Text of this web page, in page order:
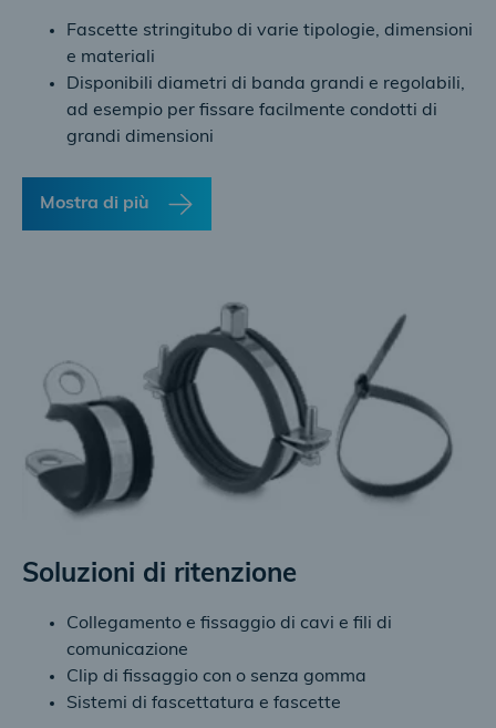
Fascette stringitubo di varie tipologie, dimensioni
e materiali
Disponibili diametri di banda grandi e regolabili,
ad esempio per fissare facilmente condotti di
grandi dimensioni
Mostra di più
Soluzioni di ritenzione
Collegamento e fissaggio di cavi e fili di
comunicazione
Clip di fissaggio con o senza gomma
Sistemi di fascettatura e fascette